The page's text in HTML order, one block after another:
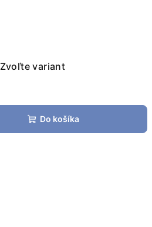
Zvoľte variant
Do košíka